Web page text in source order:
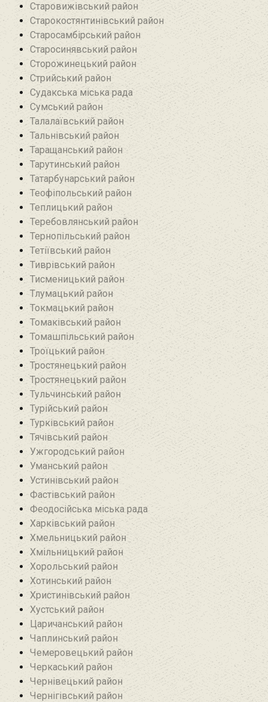
Старовижівський район
Старокостянтинівський район
Старосамбірський район
Старосинявський район
Сторожинецький район
Стрийський район
Судакська міська рада
Сумський район
Талалаївський район
Тальнівський район
Таращанський район
Тарутинський район
Татарбунарський район
Теофіпольський район‎
Теплицький район
Теребовлянський район
Тернопільський район
Тетіївський район
Тиврівський район
Тисменицький район
Тлумацький район
Токмацький район
Томаківський район
Томашпільський район
Троїцький район‎
Тростянецький район
Тростянецький район
Тульчинський район
Турійський район
Турківський район
Тячівський район
Ужгородський район
Уманський район
Устинівський район
Фастівський район
Феодосійська міська рада
Харківський район
Хмельницький район
Хмільницький район
Хорольський район
Хотинський район‎
Христинівський район
Хустський район
Царичанський район
Чаплинський район
Чемеровецький район
Черкаський район
Чернівецький район
Чернігівський район